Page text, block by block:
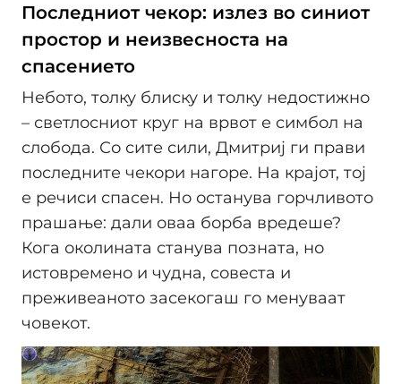
Последниот чекор: излез во синиот
простор и неизвесноста на
спасението
Небото, толку блиску и толку недостижно
– светлосниот круг на врвот е симбол на
слобода. Со сите сили, Дмитриј ги прави
последните чекори нагоре. На крајот, тој
е речиси спасен. Но останува горчливото
прашање: дали оваа борба вредеше?
Кога околината станува позната, но
истовремено и чудна, совеста и
преживеаното засекогаш го менуваат
човекот.